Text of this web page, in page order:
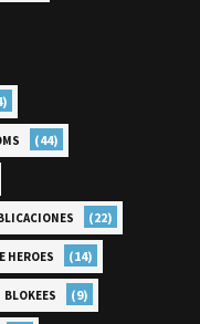
(44)
(22)
HEROES (14)
BLOKEES (9)